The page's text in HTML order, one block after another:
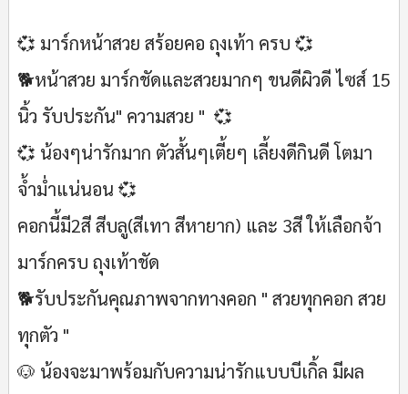
💞 มาร์กหน้าสวย สร้อยคอ ถุงเท้า ครบ 💞
🐕หน้าสวย มาร์กชัดและสวยมากๆ ขนดีผิวดี ไซส์ 15
นิ้ว รับประกัน" ความสวย " 💞
💞 น้องๆน่ารักมาก ตัวสั้นๆเตี้ยๆ เลี้ยงดีกินดี โตมา
จ้ำม่ำแน่นอน 💞
คอกนี้มี2สี สีบลู(สีเทา สีหายาก) และ 3สี ให้เลือกจ้า
มาร์กครบ ถุงเท้าชัด
🐕รับประกันคุณภาพจากทางคอก " สวยทุกคอก สวย
ทุกตัว "
🐶 น้องจะมาพร้อมกับความน่ารักแบบบีเกิ้ล มีผล